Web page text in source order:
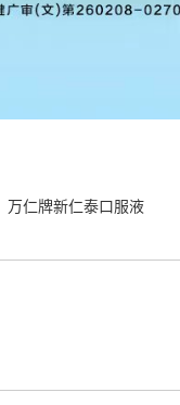
万仁牌新仁泰口服液